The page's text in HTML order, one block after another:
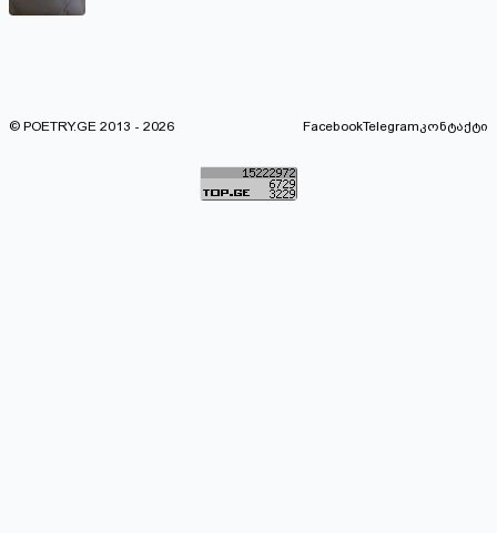
© POETRY.GE 2013 - 2026 FacebookTelegramკონტაქტი